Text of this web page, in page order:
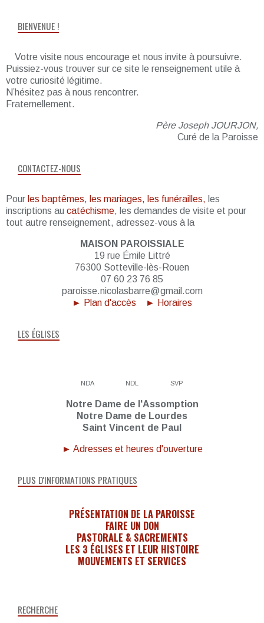
RECHERCHE
BIENVENUE !
Votre visite nous encourage et nous invite à poursuivre.
Puissiez-vous trouver sur ce site le renseignement utile à
votre curiosité légitime.
N’hésitez pas à nous rencontrer.
Fraternellement.
Père Joseph JOURJON,
Curé de la Paroisse
CONTACTEZ-NOUS
Pour les baptêmes, les mariages, les funérailles, les
inscriptions au catéchisme, les demandes de visite et pour
tout autre renseignement, adressez-vous à la
MAISON PAROISSIALE
19 rue Émile Littré
76300 Sotteville-lès-Rouen
07 60 23 76 85
paroisse.nicolasbarre@gmail.com
► Plan d'accès
► Horaires
LES ÉGLISES
NDA NDL SVP
Notre Dame de l'Assomption
Notre Dame de Lourdes
Saint Vincent de Paul
► Adresses et heures d'ouverture
PLUS D'INFORMATIONS PRATIQUES
PRÉSENTATION DE LA PAROISSE
FAIRE UN DON
PASTORALE & SACREMENTS
LES 3 ÉGLISES ET LEUR HISTOIRE
MOUVEMENTS ET SERVICES